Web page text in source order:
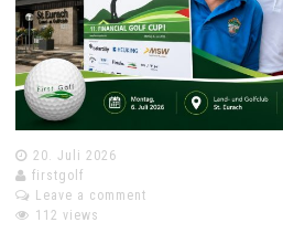
20. Juli 2026
firstgolf
Leave a comment
112 views